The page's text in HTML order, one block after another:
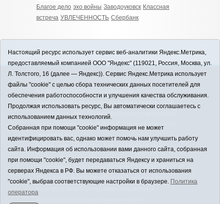
Благое дело эхо войны Заводоуковск Классная
встреча УВЛЕЧЕННОСТЬ Сбербанк
12+
ЗАВОДОУКОВСК online / Новости
Заводоуковского муниципального округа, 2026
Учредитель: АНО "Информационно-издательский
центр "Заводоуковские вести". Главный редактор:
E-mail:
zavest@obl72.ru
Тел.: 8 (34542) 2-10-33
Политика оператора
Регистрационный номер Эл № ФС 77-66397 от
14.07.2016г. выдан Федеральной службой по
Настоящий ресурс использует сервис веб-аналитики Яндекс.Метрика,
предоставляемый компанией ООО "Яндекс" (119021, Россия, Москва, ул.
Л. Толстого, 16 (далее — Яндекс)). Сервис Яндекс.Метрика использует
файлы "cookie" с целью сбора технических данных посетителей для
обеспечения работоспособности и улучшения качества обслуживания.
Продолжая использовать ресурс, Вы автоматически соглашаетесь с
использованием данных технологий.
Собранная при помощи "cookie" информация не может
идентифицировать вас, однако может помочь нам улучшить работу
сайта. Информация об использовании вами данного сайта, собранная
при помощи "cookie", будет передаваться Яндексу и храниться на
серверах Яндекса в РФ. Вы можете отказаться от использования
"cookie", выбрав соответствующие настройки в браузере. Политика
оператора